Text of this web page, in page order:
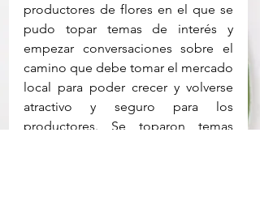
productores de flores en el que se
pudo topar temas de interés y
empezar conversaciones sobre el
camino que debe tomar el mercado
local para poder crecer y volverse
atractivo y seguro para los
productores. Se toparon temas